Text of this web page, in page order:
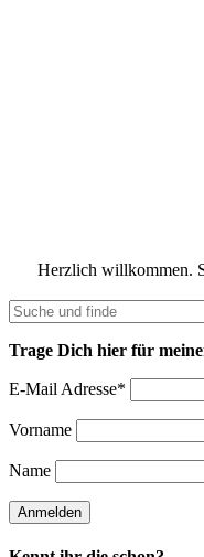
Herzlich willkommen.
Trage Dich hier für
E-Mail Adresse*
Vorname
Name